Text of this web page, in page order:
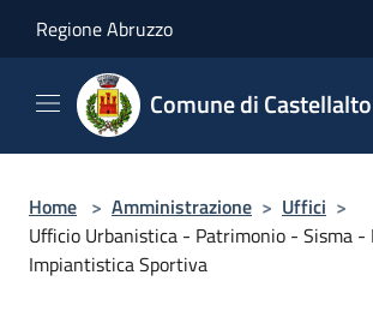
Regione Abruzzo
Comune di Castellalto
Home > Amministrazione > Uffici >
Ufficio Urbanistica - Patrimonio - Sisma
Impiantistica Sportiva